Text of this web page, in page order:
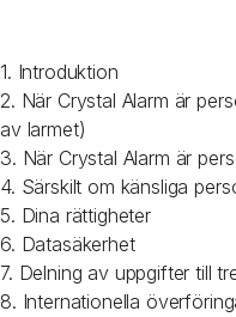
Table of contents
1. Introduktion
2. När Crystal Alarm är
av larmet)
3. När Crystal Alarm är
4. Särskilt om känsliga
5. Dina rättigheter
6. Datasäkerhet
7. Delning av uppgifter till
8. Internationella